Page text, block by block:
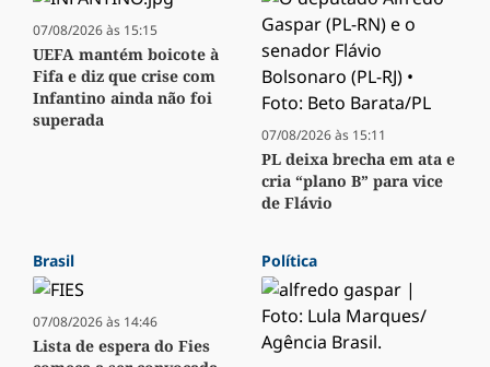
07/08/2026 às 15:15
UEFA mantém boicote à
Fifa e diz que crise com
Infantino ainda não foi
superada
07/08/2026 às 15:11
PL deixa brecha em ata e
cria “plano B” para vice
de Flávio
Brasil
07/08/2026 às 14:46
Lista de espera do Fies
Política